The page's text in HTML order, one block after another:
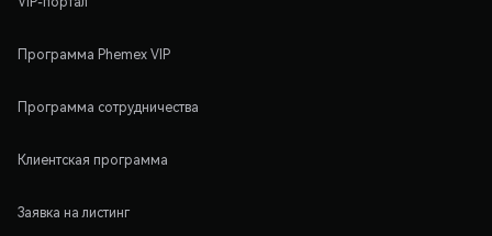
Программа Phemex VIP
Программа сотрудничества
Клиентская программа
Заявка на листинг